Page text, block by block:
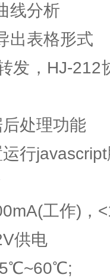
分析
表格形式
，HJ-212
处理功能
行javascript
工作)，
供电